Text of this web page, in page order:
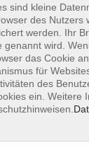
sind kleine
des Nutzers
werden. Ihr
genannt wird.
das Cookie
für
des
ein. Weitere